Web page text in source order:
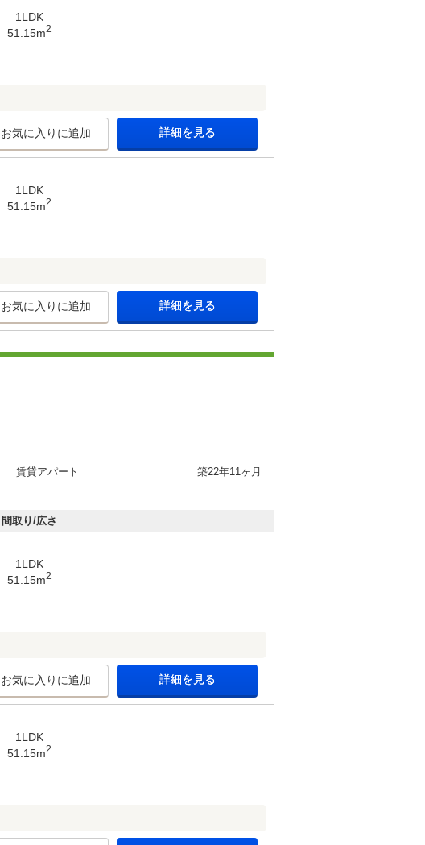
1LDK
51.15m2
お気に入りに追加 詳細を見る
1LDK
51.15m2
お気に入りに追加 詳細を見る
賃貸アパート 築22年11ヶ月
間取り/広さ
1LDK
51.15m2
お気に入りに追加 詳細を見る
1LDK
51.15m2